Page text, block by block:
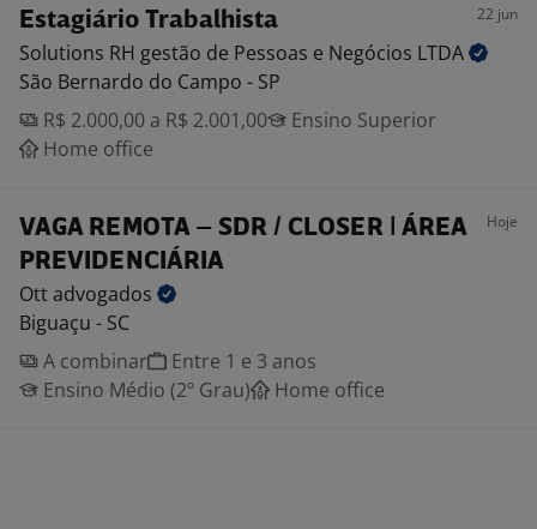
Estagiário Trabalhista 22 jun
Solutions RH gestão de Pessoas e Negócios LTDA
São Bernardo do Campo - SP
R$ 2.000,00 a R$ 2.001,00
Ensino Superior
Home office
VAGA REMOTA – SDR / CLOSER | ÁREA
PREVIDENCIÁRIA
Hoje
Ottadvogados
Biguaçu - SC
A combinar
Entre 1 e 3 anos
Ensino Médio (2º Grau)
Home office